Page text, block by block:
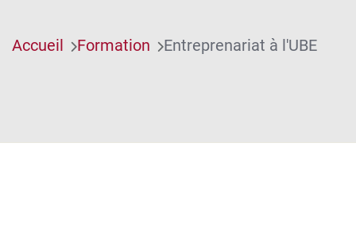
Accueil Formation Entreprenariat à l'UBE